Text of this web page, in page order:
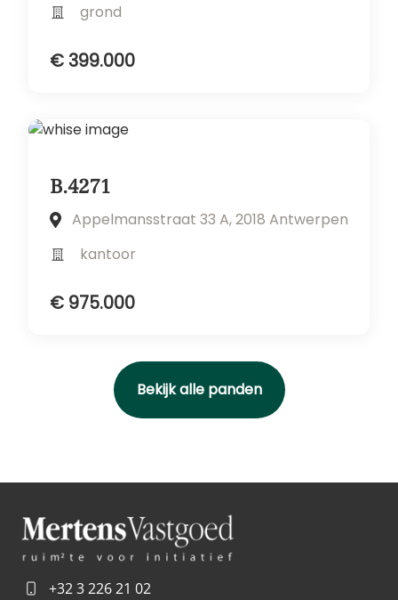
grond
€ 399.000
B.4271
Appelmansstraat 33 A, 2018 Antwerpen
kantoor
€ 975.000
Bekijk alle panden
+32 3 226 21 02